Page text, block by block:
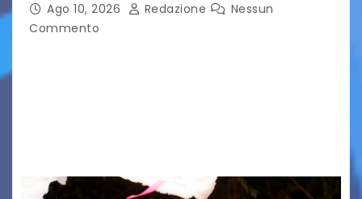
Ago 10, 2026 Redazione
Nessun
Commento